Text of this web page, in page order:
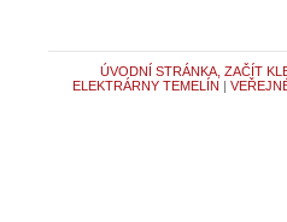
ÚVODNÍ STRÁNKA, ZAČÍT
ELEKTRÁRNY TEMELÍN |